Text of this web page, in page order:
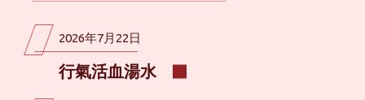
2026年7月22日
行氣活血湯水